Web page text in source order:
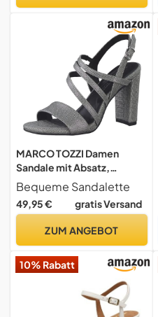
MARCO TOZZI Damen
Sandale mit Absatz,
Blockabsatz, weiches FEEL
ME Fußbett, ideal für
Business und Freizeit
Bequeme Sandalette
49,95 € gratis Versand
ZUM ANGEBOT
10% Rabatt